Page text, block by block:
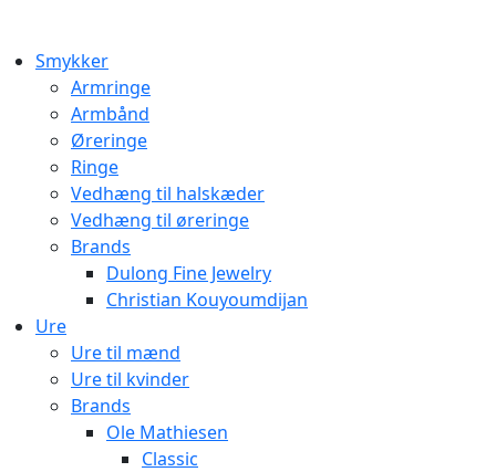
Smykker
Armringe
Armbånd
Øreringe
Ringe
Vedhæng til halskæder
Vedhæng til øreringe
Brands
Dulong Fine Jewelry
Christian Kouyoumdijan
Ure
Ure til mænd
Ure til kvinder
Brands
Ole Mathiesen
Classic